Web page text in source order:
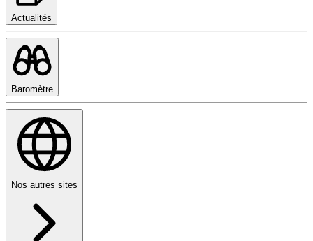
Actualités
Baromètre
Nos autres sites